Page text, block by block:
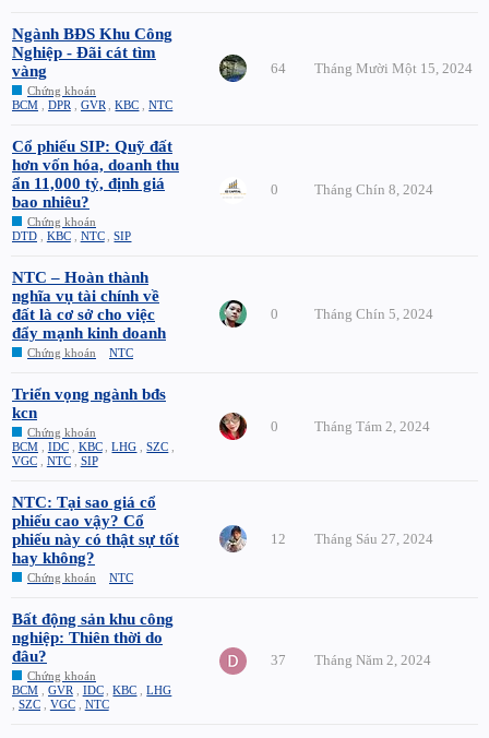
Ngành BĐS Khu Công
Nghiệp - Đãi cát tìm
vàng
Chứng khoán
BCM
DPR GVR ,KBC ,NTC
64 Tháng Mười Một 15, 2024
Cổ phiếu SIP: Quỹ đất
hơn vốn hóa, doanh thu
ẩn 11,000 tỷ, định giá
bao nhiêu?
Chứng khoán
DTD
KBC NTC ,SIP
0 Tháng Chín 8, 2024
NTC – Hoàn thành
nghĩa vụ tài chính về
đất là cơ sở cho việc
đẩy mạnh kinh doanh
Chứng khoán NTC
0 Tháng Chín 5, 2024
Triển vọng ngành bđs
kcn
Chứng khoán
BCM
IDC KBC ,LHG ,SZC
VGC
NTC SIP
0 Tháng Tám 2, 2024
NTC: Tại sao giá cổ
phiếu cao vậy? Cổ
phiếu này có thật sự tốt
hay không?
Chứng khoán NTC
12 Tháng Sáu 27, 2024
Bất động sản khu công
nghiệp: Thiên thời do
đâu?
Chứng khoán
BCM
GVR IDC ,KBC ,LHG
SZC VGC NTC
37 Tháng Năm 2, 2024